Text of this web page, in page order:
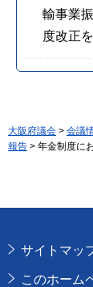
輸事業
度改正
大阪府議会 > 会議
報告 > 年金制度に
サイトマッ
このホーム